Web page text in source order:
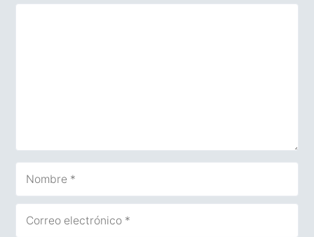
electrónico